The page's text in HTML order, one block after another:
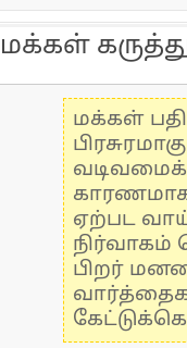
மக்கள்
மக்கள்
காரணமாக
ஏற்பட
நிர்வாகம்
பிறர்